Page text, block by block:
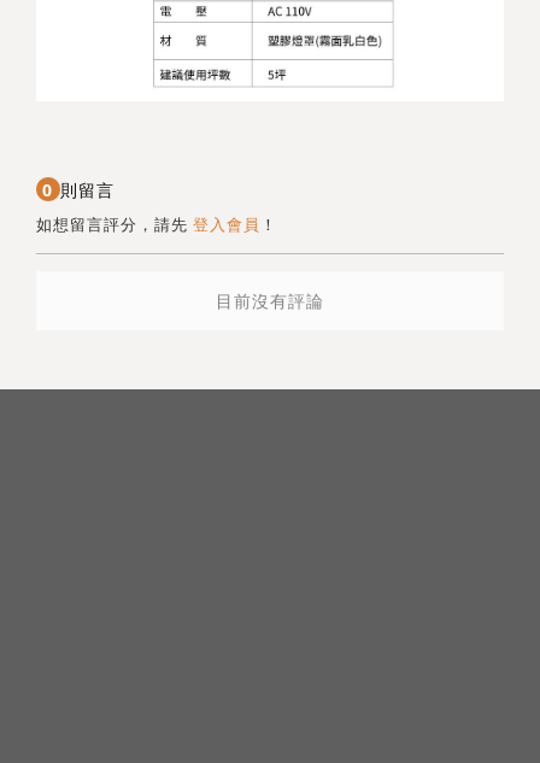
0 則留言
如想留言評分，請先 登入會員 ！
目前沒有評論